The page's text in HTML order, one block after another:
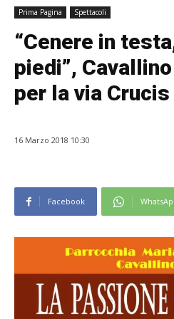
Prima Pagina Spettacoli
“Cenere in
piedi”,
per la via Crucis
16 Marzo 2018 10:30
Facebook